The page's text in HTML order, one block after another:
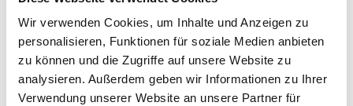
Wir verwenden Cookies, um Inhalte und Anzeigen zu
personalisieren, Funktionen für soziale Medien anbieten
zu können und die Zugriffe auf unsere Website zu
analysieren. Außerdem geben wir Informationen zu Ihrer
Verwendung unserer Website an unsere Partner für
Porta Westfalica / Vennebeck Rahden
Eigentumswohnungen Bad Eilsen
Eigentumswohnung Bad
Eilsen
Immo Bad Eilsen Wohnungen Bad Eilsen
Wohnung
suche Bad Eilsen
Wohnungssuche Bad Eilsen